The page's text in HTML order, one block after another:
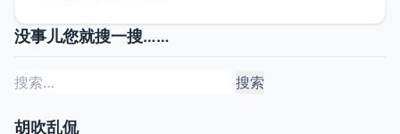
没事儿您就搜一搜……
搜
胡吹乱侃